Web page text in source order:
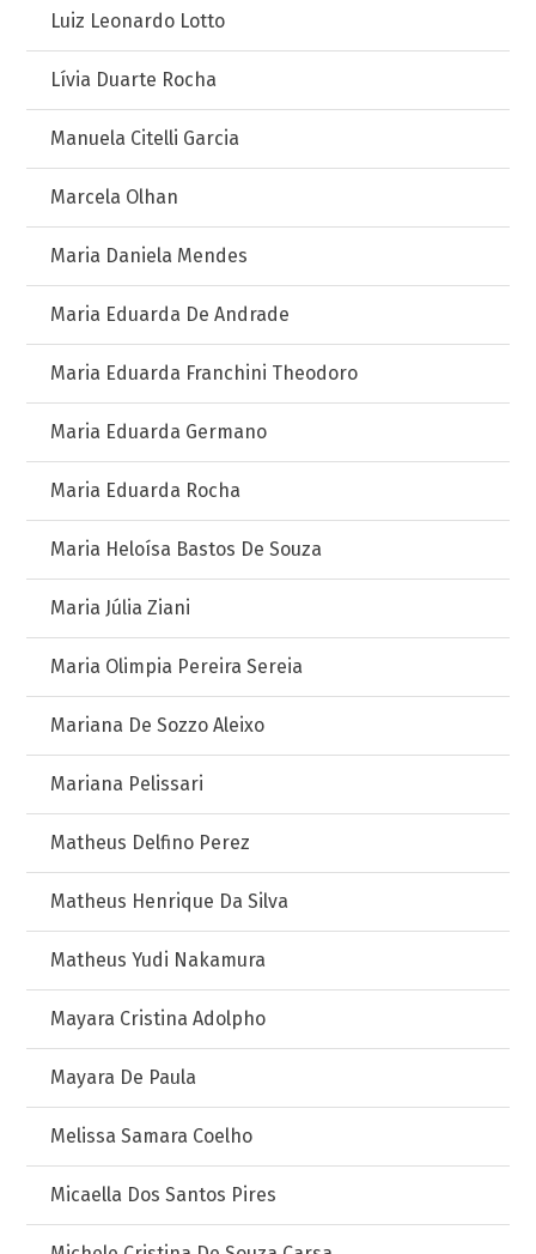
Luiz Leonardo Lotto
Lívia Duarte Rocha
Manuela Citelli Garcia
Marcela Olhan
Maria Daniela Mendes
Maria Eduarda De Andrade
Maria Eduarda Franchini Theodoro
Maria Eduarda Germano
Maria Eduarda Rocha
Maria Heloísa Bastos De Souza
Maria Júlia Ziani
Maria Olimpia Pereira Sereia
Mariana De Sozzo Aleixo
Mariana Pelissari
Matheus Delfino Perez
Matheus Henrique Da Silva
Matheus Yudi Nakamura
Mayara Cristina Adolpho
Mayara De Paula
Melissa Samara Coelho
Micaella Dos Santos Pires